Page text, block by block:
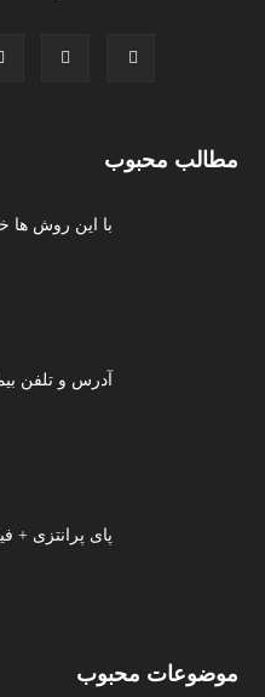
مطالب محبوب
با این روش ها
آدرس و تلفن
پای پرانتزی +
موضوعات محبوب